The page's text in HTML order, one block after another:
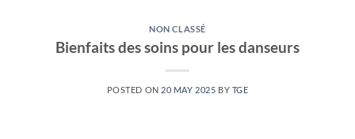
NON CLASSÉ
Bienfaits des soins pour les danseurs
POSTED ON 20 MAY 2025 BY TGE